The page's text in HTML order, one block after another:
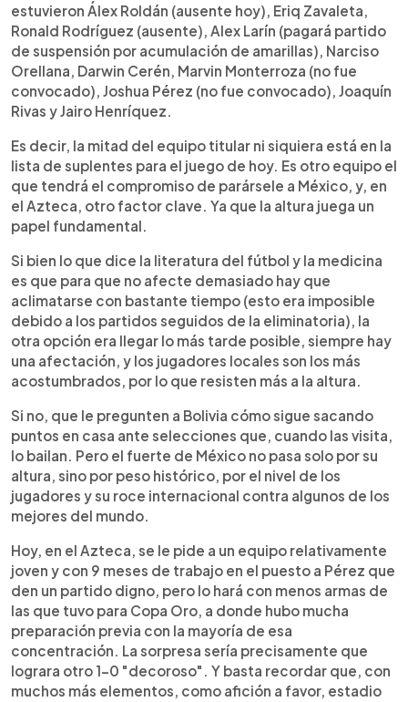
estuvieron Álex Roldán (ausente hoy), Eriq Zavaleta,
Ronald Rodríguez (ausente), Alex Larín (pagará partido
de suspensión por acumulación de amarillas), Narciso
Orellana, Darwin Cerén, Marvin Monterroza (no fue
convocado), Joshua Pérez (no fue convocado), Joaquín
Rivas y Jairo Henríquez.
Es decir, la mitad del equipo titular ni siquiera está en la
lista de suplentes para el juego de hoy. Es otro equipo el
que tendrá el compromiso de parársele a México, y, en
el Azteca, otro factor clave. Ya que la altura juega un
papel fundamental.
Si bien lo que dice la literatura del fútbol y la medicina
es que para que no afecte demasiado hay que
aclimatarse con bastante tiempo (esto era imposible
debido a los partidos seguidos de la eliminatoria), la
otra opción era llegar lo más tarde posible, siempre hay
una afectación, y los jugadores locales son los más
acostumbrados, por lo que resisten más a la altura.
Si no, que le pregunten a Bolivia cómo sigue sacando
puntos en casa ante selecciones que, cuando las visita,
lo bailan. Pero el fuerte de México no pasa solo por su
altura, sino por peso histórico, por el nivel de los
jugadores y su roce internacional contra algunos de los
mejores del mundo.
Hoy, en el Azteca, se le pide a un equipo relativamente
joven y con 9 meses de trabajo en el puesto a Pérez que
den un partido digno, pero lo hará con menos armas de
las que tuvo para Copa Oro, a donde hubo mucha
preparación previa con la mayoría de esa
concentración. La sorpresa sería precisamente que
lograra otro 1-0 "decoroso". Y basta recordar que, con
muchos más elementos, como afición a favor, estadio